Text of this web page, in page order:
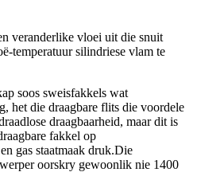
veranderlike vloei uit die snuit
temperatuur silindriese vlam te
soos sweisfakkels wat
het die draagbare flits die voordele
draagbaarheid, maar dit is
fakkel op
gas staatmaak druk.Die
oorskry gewoonlik nie 1400